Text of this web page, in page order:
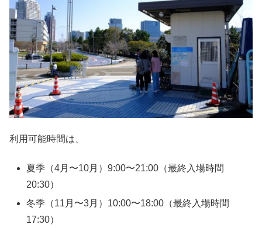
利用可能時間は、
夏季（4月〜10月）9:00〜21:00（最終入場時間
20:30）
冬季（11月〜3月）10:00〜18:00（最終入場時間
17:30）